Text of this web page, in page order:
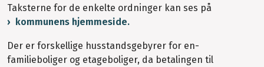
Taksterne for de enkelte ordninger kan ses på
kommunens hjemmeside.
Der er forskellige husstandsgebyrer for en-
familieboliger og etageboliger, da betalingen til